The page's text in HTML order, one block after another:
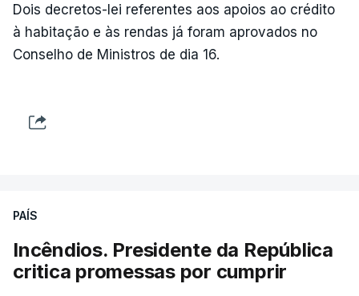
Dois decretos-lei referentes aos apoios ao crédito
à habitação e às rendas já foram aprovados no
Conselho de Ministros de dia 16.
PAÍS
Incêndios. Presidente da República
critica promessas por cumprir